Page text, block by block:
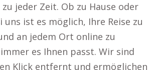
jeder Zeit. Ob zu Hause oder
ist es möglich, Ihre Reise zu
an jedem Ort online zu
es Ihnen passt. Wir sind
Klick entfernt und ermöglichen